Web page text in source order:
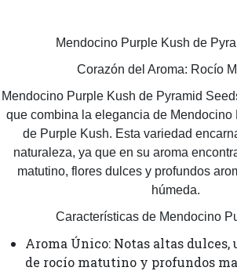
Mendocino Purple Kush de
Corazón del Aroma: Rocío
Mendocino Purple Kush de Pyramid
que combina la elegancia de Mendocino
de Purple Kush. Esta variedad
naturaleza, ya que en su aroma
matutino, flores dulces y profundos
húmeda.
Características de Mendocino
Aroma Único: Notas altas dulces,
de rocío matutino y profundos